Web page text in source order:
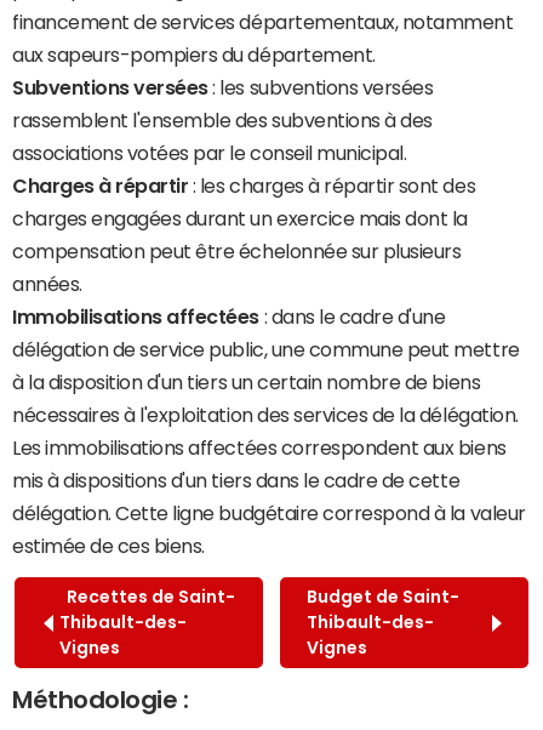
financement de services départementaux, notamment
aux sapeurs-pompiers du département.
Subventions versées: les subventions versées
rassemblent l'ensemble des subventions à des
associations votées par le conseil municipal.
Charges à répartir : les charges à répartir sont des
charges engagées durant un exercice mais dont la
compensation peut être échelonnée sur plusieurs
années.
Immobilisations affectées : dans le cadre d'une
délégation de service public, une commune peut mettre
à la disposition d'un tiers un certain nombre de biens
nécessaires à l'exploitation des services de la délégation.
Les immobilisations affectées correspondent aux biens
mis à dispositions d'un tiers dans le cadre de cette
délégation. Cette ligne budgétaire correspond à la valeur
estimée de ces biens.
Recettes de Saint-
Thibault-des-
Vignes
Budget de Saint-
Thibault-des-
Vignes
Méthodologie :